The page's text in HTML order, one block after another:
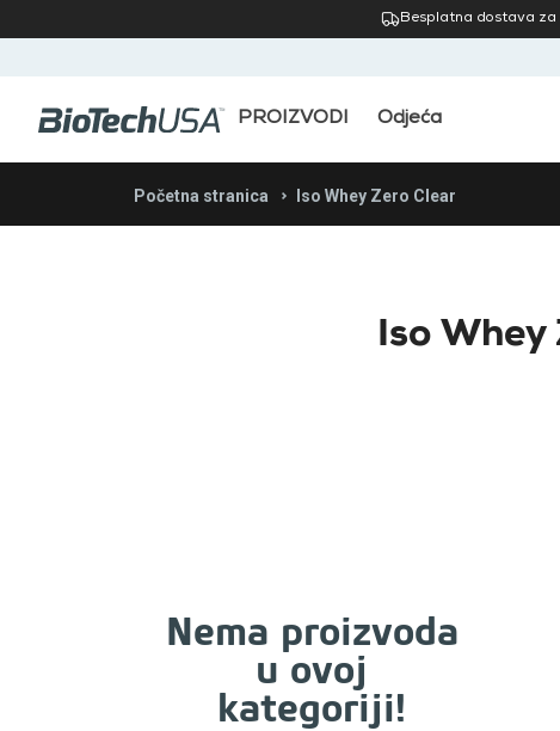
Besplatna dostava za
PROIZVODI Odjeća
Početna stranica Iso Whey Zero Clear
Iso Whey
Nema proizvoda
u ovoj
kategoriji!